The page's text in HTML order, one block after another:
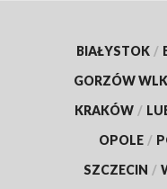
BIAŁYSTOK /
GORZÓW
KRAKÓW /
OPOLE /
SZCZECIN /